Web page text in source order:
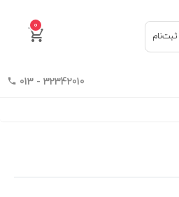
0
ثبت‌نام
32342010 - 013